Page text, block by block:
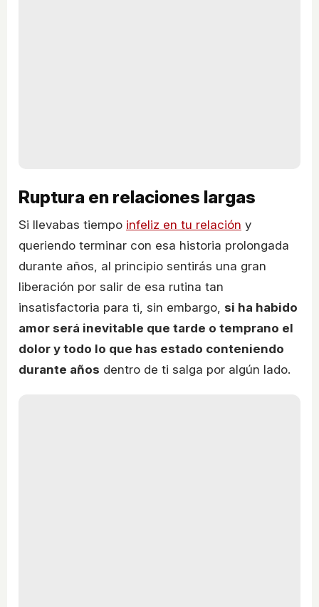
Ruptura en relaciones largas
Si llevabas tiempo infeliz en tu relación y
queriendo terminar con esa historia prolongada
durante años, al principio sentirás una gran
liberación por salir de esa rutina tan
insatisfactoria para ti, sin embargo, si ha habido
amor será inevitable que tarde o temprano el
dolor y todo lo que has estado conteniendo
durante años dentro de ti salga por algún lado.